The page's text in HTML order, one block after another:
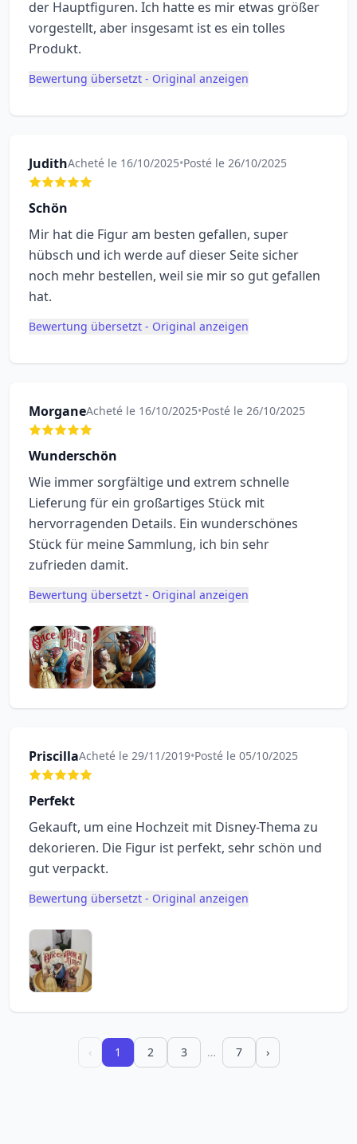
der Hauptfiguren. Ich hatte es mir etwas größer
vorgestellt, aber insgesamt ist es ein tolles
Produkt.
Bewertung übersetzt - Original anzeigen
JudithAcheté le 16/10/2025•Posté le 26/10/2025
Schön
Mir hat die Figur am besten gefallen, super
hübsch und ich werde auf dieser Seite sicher
noch mehr bestellen, weil sie mir so gut gefallen
hat.
Bewertung übersetzt - Original anzeigen
MorganeAcheté le 16/10/2025•Posté le 26/10/2025
Wunderschön
Wie immer sorgfältige und extrem schnelle
Lieferung für ein großartiges Stück mit
hervorragenden Details. Ein wunderschönes
Stück für meine Sammlung, ich bin sehr
zufrieden damit.
Bewertung übersetzt - Original anzeigen
PriscillaAcheté le 29/11/2019•Posté le 05/10/2025
Perfekt
Gekauft, um eine Hochzeit mit Disney-Thema zu
dekorieren. Die Figur ist perfekt, sehr schön und
gut verpackt.
Bewertung übersetzt - Original anzeigen
‹ 1 2 3 … 7 ›